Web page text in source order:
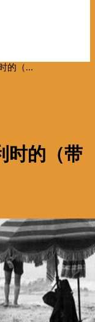
的（...
时的（带